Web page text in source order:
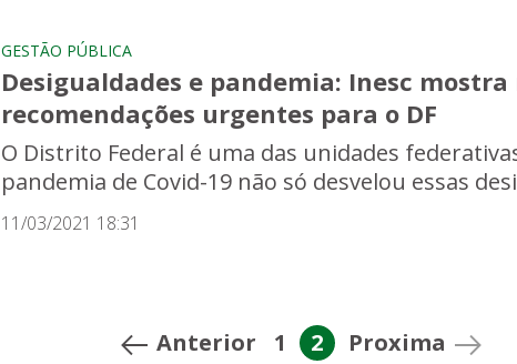
GESTÃO PÚBLICA
Desigualdades e pandemia: Inesc
recomendações urgentes para o DF
O Distrito Federal é uma das unidades
pandemia de Covid-19 não só desvelou essas
11/03/2021 18:31
Anterior 1 2 Proxima